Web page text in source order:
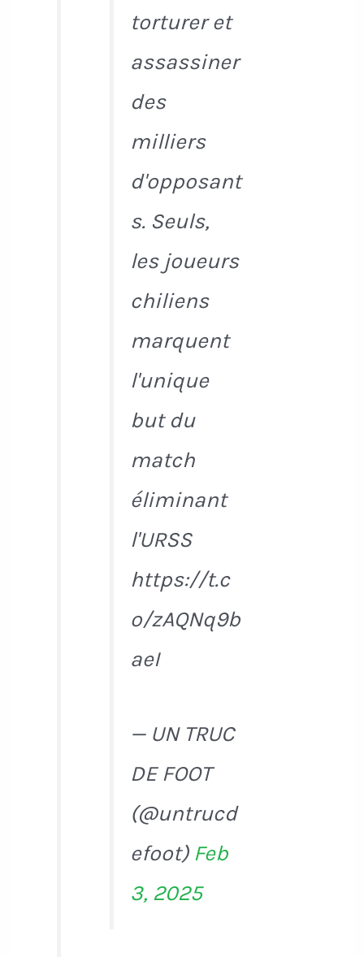
torturer et
assassiner
des
milliers
d'opposant
s. Seuls,
les joueurs
chiliens
marquent
l'unique
but du
match
éliminant
l'URSS
https://t.c
o/zAQNq9b
aeI
— UN TRUC
DE FOOT
(@untrucd
efoot) Feb
3, 2025